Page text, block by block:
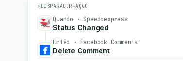
⚡ DISPARADOR→AÇÃO
Quando · Speedoexpress
Status Changed
Então · Facebook Comments
Delete Comment